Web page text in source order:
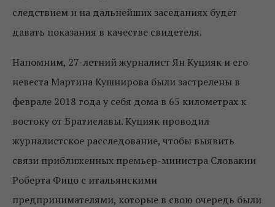
следствием и на дальнейших заседаниях будет
давать показания в качестве свидетеля.
Напомним, 27-летний журналист Ян Куцияк и его
невеста Мартина Кушнирова были застрелены в
феврале 2018 года у себя дома в 65 километрах к
востоку от Братиславы. Куцияк проводил
журналистское расследование, чтобы выявить
связи приближенных премьер-министра Словакии
Роберта Фицо с итальянскими
предпринимателями, которые в свою очередь были